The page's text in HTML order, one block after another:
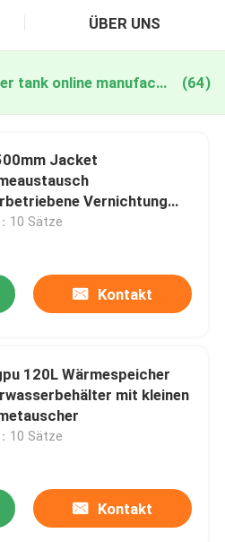
ÜBER UNS
solar powered water tank online manufacture (64)
Jacket
Vernichtung
vertikaler
10 Sätze
Kontakt
120L Wärmespeicher
mit kleinen
10 Sätze
Kontakt